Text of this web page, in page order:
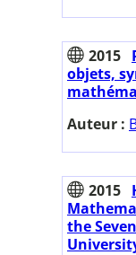
2015
objets,
Auteur :
2015
the